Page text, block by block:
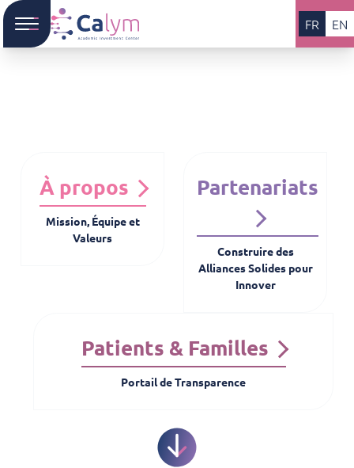
FR EN
À propos
Mission, Équipe et
Valeurs
Partenariats
Construire des
Alliances Solides pour
Innover
Patients & Familles
Portail de Transparence